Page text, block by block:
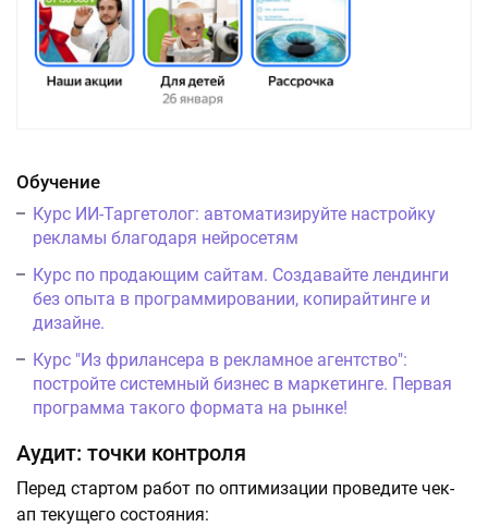
Обучение
Курс ИИ-Таргетолог: автоматизируйте настройку
рекламы благодаря нейросетям
Курс по продающим сайтам. Создавайте лендинги
без опыта в программировании, копирайтинге и
дизайне.
Курс "Из фрилансера в рекламное агентство":
постройте системный бизнес в маркетинге. Первая
программа такого формата на рынке!
Аудит: точки контроля
Перед стартом работ по оптимизации проведите чек-
ап текущего состояния: